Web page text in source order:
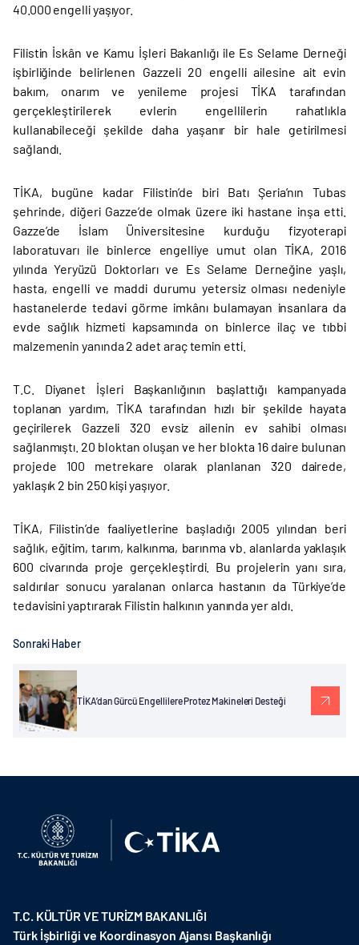
40.000 engelli yaşıyor.
Filistin İskân ve Kamu İşleri Bakanlığı ile Es Selame Derneği
işbirliğinde belirlenen Gazzeli 20 engelli ailesine ait evin
bakım, onarım ve yenileme projesi TİKA tarafından
gerçekleştirilerek evlerin engellilerin rahatlıkla
kullanabileceği şekilde daha yaşanır bir hale getirilmesi
sağlandı.
TİKA, bugüne kadar Filistin’de biri Batı Şeria’nın Tubas
şehrinde, diğeri Gazze’de olmak üzere iki hastane inşa etti.
Gazze’de İslam Üniversitesine kurduğu fizyoterapi
laboratuvarı ile binlerce engelliye umut olan TİKA, 2016
yılında Yeryüzü Doktorları ve Es Selame Derneğine yaşlı,
hasta, engelli ve maddi durumu yetersiz olması nedeniyle
hastanelerde tedavi görme imkânı bulamayan insanlara da
evde sağlık hizmeti kapsamında on binlerce ilaç ve tıbbi
malzemenin yanında 2 adet araç temin etti.
T.C. Diyanet İşleri Başkanlığının başlattığı kampanyada
toplanan yardım, TİKA tarafından hızlı bir şekilde hayata
geçirilerek Gazzeli 320 evsiz ailenin ev sahibi olması
sağlanmıştı. 20 bloktan oluşan ve her blokta 16 daire bulunan
projede 100 metrekare olarak planlanan 320 dairede,
yaklaşık 2 bin 250 kişi yaşıyor.
TİKA, Filistin’de faaliyetlerine başladığı 2005 yılından beri
sağlık, eğitim, tarım, kalkınma, barınma vb. alanlarda yaklaşık
600 civarında proje gerçekleştirdi. Bu projelerin yanı sıra,
saldırılar sonucu yaralanan onlarca hastanın da Türkiye’de
tedavisini yaptırarak Filistin halkının yanında yer aldı.
Sonraki Haber
TİKA’dan Gürcü Engellilere Protez Makineleri Desteği
T.C. KÜLTÜR VE TURİZM BAKANLIĞI
Türk İşbirliği ve Koordinasyon Ajansı Başkanlığı